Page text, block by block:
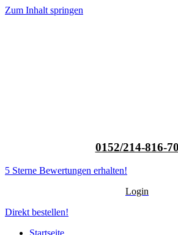
Zum Inhalt springen
0152/214-816-70
5 Sterne Bewertungen erhalten!
Login
Direkt bestellen!